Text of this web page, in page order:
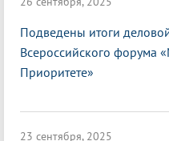
Подведены итоги
Всероссийского форума
Приоритете»
23 сентября, 2025